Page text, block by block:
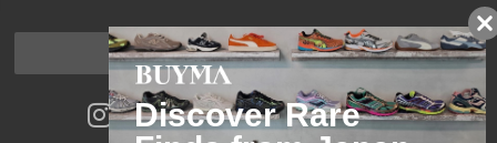
ページトップへ